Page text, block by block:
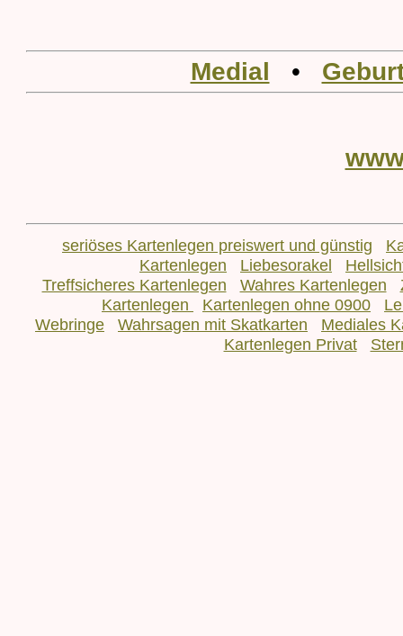
Medial •
seriöses Kartenlegen preiswert und günstig
Kartenlegen
Liebesorakel
Treffsicheres Kartenlegen
Wahres Kartenlegen
Kartenlegen
Kartenlegen ohne 0900
Webringe
Wahrsagen mit Skatkarten
Mediales
Kartenlegen Privat